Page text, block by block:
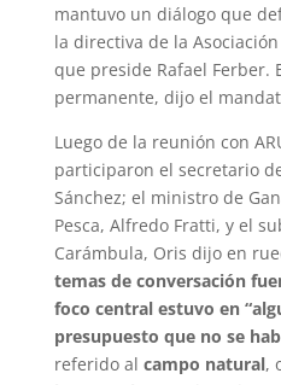
mantuvo un diálogo que
la directiva de la
que preside Rafael Ferber.
permanente, dijo el
Luego de la reunión con
participaron el secretario
Sánchez; el ministro de
Pesca, Alfredo Fratti, y el
Carámbula, Oris dijo en
temas de conversación
foco central estuvo en
presupuesto que no se
referido al campo natural,